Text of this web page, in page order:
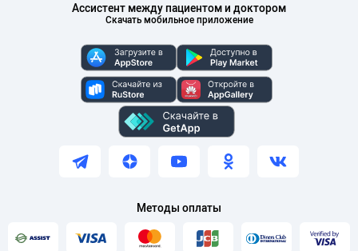
Ассистент между пациентом и доктором
Скачать мобильное приложение
Методы оплаты